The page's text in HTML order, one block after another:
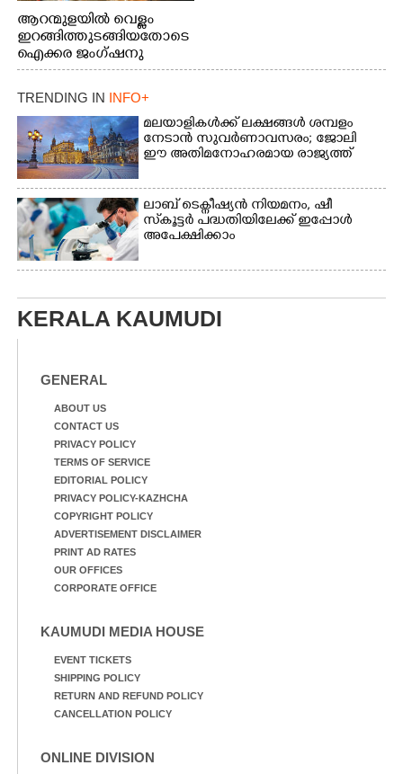
ആറന്മുളയിൽ വെള്ളം
ഇറങ്ങിത്തുടങ്ങിയതോടെ
ഐക്കര ജംഗ്ഷനു
സമീപം ആറന്മുള
കിടങ്ങന്നൂർ റോഡിന്
സമീപം പ്രവർത്തിക്കു
ആറന്മുള തട്ടുകട കഴുകി
വൃത്തിയാക്കുന്നു.
ഇറങ്ങിപ്പോൾ
ത്തിന് ഓച്ചിറ അഴിക്കലിൽ
നിന്ന്എത്തിച്ച ബോട്ടും.
TRENDING IN INFO+
മലയാളികൾക്ക് ലക്ഷങ്ങൾ ശമ്പളം
നേടാൻ സുവർണാവസരം; ജോലി
ഈ അതിമനോഹരമായ രാജ്യത്ത്
ലാബ് ടെക്നീഷ്യൻ നിയമനം, ഷീ
സ്‌കൂട്ടർ പദ്ധതിയിലേക്ക് ഇപ്പോൾ
അപേക്ഷിക്കാം
KERALA KAUMUDI
GENERAL
ABOUT US
CONTACT US
PRIVACY POLICY
TERMS OF SERVICE
EDITORIAL POLICY
PRIVACY POLICY-KAZHCHA
COPYRIGHT POLICY
ADVERTISEMENT DISCLAIMER
PRINT AD RATES
OUR OFFICES
CORPORATE OFFICE
KAUMUDI MEDIA HOUSE
EVENT TICKETS
SHIPPING POLICY
RETURN AND REFUND POLICY
CANCELLATION POLICY
ONLINE DIVISION